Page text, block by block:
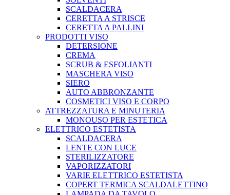
SCALDACERA
CERETTA A STRISCE
CERETTA A PALLINI
PRODOTTI VISO
DETERSIONE
CREMA
SCRUB & ESFOLIANTI
MASCHERA VISO
SIERO
AUTO ABBRONZANTE
COSMETICI VISO E CORPO
ATTREZZATURA E MINUTERIA
MONOUSO PER ESTETICA
ELETTRICO ESTETISTA
SCALDACERA
LENTE CON LUCE
STERILIZZATORE
VAPORIZZATORI
VARIE ELETTRICO ESTETISTA
COPERT TERMICA SCALDALETTINO